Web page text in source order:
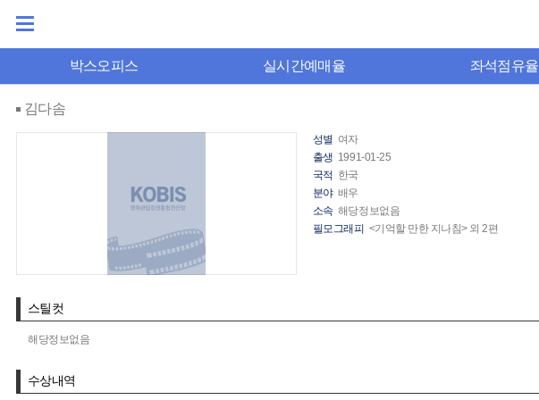
박스오피스 실시간예매율 좌석점유율
김다솜
성별 여자
출생 1991-01-25
국적 한국
분야 배우
소속 해당정보없음
필모그래피 <기억할 만한 지나침> 외 2편
스틸컷
해당정보없음
수상내역